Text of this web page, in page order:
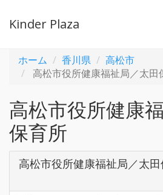
Kinder Plaza
ホーム 香川県
高松市
高松市役所健康福祉局／太田
高松市役所健康
保育所
高松市役所健康福祉局／太